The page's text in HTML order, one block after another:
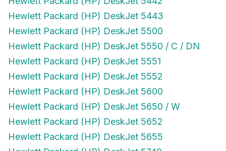
Hewlett Packard (HP) DeskJet 5443
Hewlett Packard (HP) DeskJet 5500
Hewlett Packard (HP) DeskJet 5550 / C / DN
Hewlett Packard (HP) DeskJet 5551
Hewlett Packard (HP) DeskJet 5552
Hewlett Packard (HP) DeskJet 5600
Hewlett Packard (HP) DeskJet 5650 / W
Hewlett Packard (HP) DeskJet 5652
Hewlett Packard (HP) DeskJet 5655
Hewlett Packard (HP) DeskJet 5740